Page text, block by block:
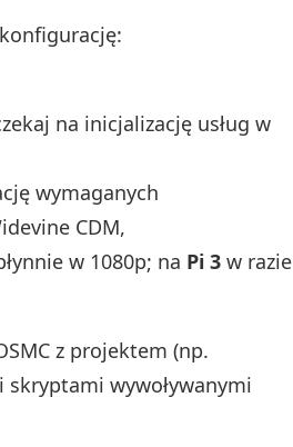
na inicjalizację usług w
wymaganych
CDM,
w 1080p; na Pi 3 w razie
z projektem (np.
wywoływanymi